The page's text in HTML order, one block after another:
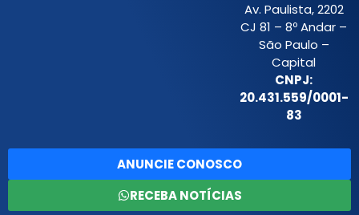
Av. Paulista, 2202
CJ 81 – 8º Andar –
São Paulo –
Capital
CNPJ:
20.431.559/0001-
83
ANUNCIE CONOSCO
RECEBA NOTÍCIAS